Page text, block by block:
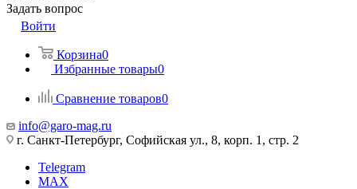
Задать вопрос
Войти
Корзина0
Избранные товары0
Сравнение товаров0
info@garo-mag.ru
г. Санкт-Петербург, Софийская ул., 8, корп. 1, стр. 2
Telegram
MAX